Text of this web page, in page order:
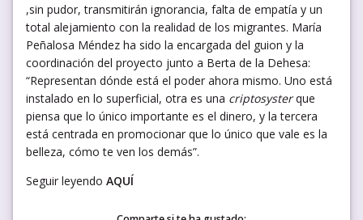
,sin pudor, transmitirán ignorancia, falta de empatía y un
total alejamiento con la realidad de los migrantes. María
Peñalosa Méndez ha sido la encargada del guion y la
coordinación del proyecto junto a Berta de la Dehesa:
“Representan dónde está el poder ahora mismo. Uno está
instalado en lo superficial, otra es una criptosysterque
piensa que lo único importante es el dinero, y la tercera
está centrada en promocionar que lo único que vale es la
belleza, cómo te ven los demás”.
Seguir leyendo AQUÍ